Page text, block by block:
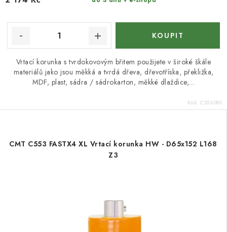
Vrtací korunka s tvrdokovovým břitem použijete v široké škále
materiálů jako jsou měkká a tvrdá dřeva, dřevotříska, překližka,
MDF, plast, sádra / sádrokarton, měkké dlaždice,...
Kód: C553-080
CMT C553 FASTX4 XL Vrtací korunka HW - D65x152 L168
Z3